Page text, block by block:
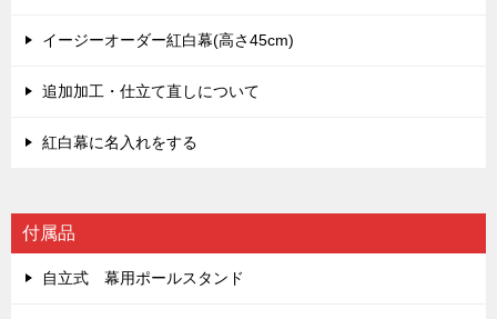
イージーオーダー紅白幕(高さ45cm)
追加加工・仕立て直しについて
紅白幕に名入れをする
付属品
自立式 幕用ポールスタンド